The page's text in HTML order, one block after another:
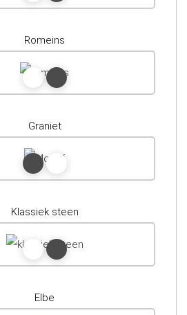
Romeins
Graniet
Klassiek steen
Elbe